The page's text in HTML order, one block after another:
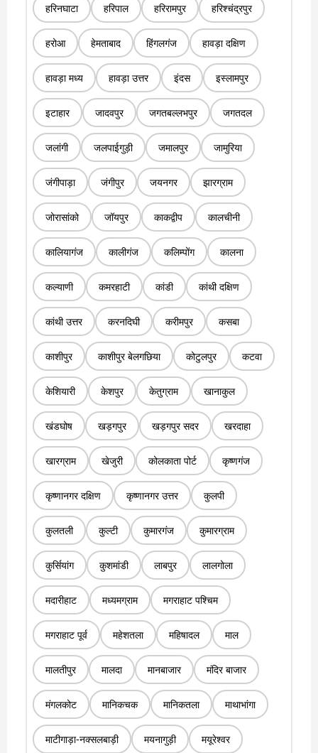
हरिनघाटा हरिपाल हरिरामपुर हरिश्चंद्रपुर
हरोआ हेमताबाद हिंगलगंज हावड़ा दक्षिण
हावड़ा मध्य हावड़ा उत्तर इंदस इस्लामपुर
इटाहार जादवपुर जगतबल्लभपुर जगतदल
जलांगी जलपाईगुड़ी जमालपुर जामुरिया
जंगीपाड़ा जंगीपुर जयनगर झारग्राम
जोरासांको जॉयपुर काकद्वीप कालचीनी
कालियागंज कालीगंज कलिम्पोंग कालना
कल्याणी कमरहाटी कांडी कांथी दक्षिण
कांथी उत्तर करनदिघी करीमपुर कसबा
काशीपुर काशीपुर बेलगछिया कोटुलपुर कटवा
केशियारी केशपुर केतुग्राम खानाकुल
खंडघोष खड़गपुर खड़गपुर सदर खरदाहा
खारग्राम खेजुरी कोलकाता पोर्ट कृष्णगंज
कृष्णानगर दक्षिण कृष्णानगर उत्तर कुलपी
कुलतली कुल्टी कुमारगंज कुमारग्राम
कुर्सियांग कुशमांडी लाबपुर लालगोला
मदारीहाट मध्यमग्राम मगराहाट पश्चिम
मगराहाट पूर्व महेशतला महिषादल माल
मालतीपुर मालदा मानबाजार मंदिर बाजार
मंगलकोट मानिकचक मानिकतला माथाभांगा
माटीगाड़ा-नक्सलबाड़ी मयनागुड़ी मयूरेश्वर